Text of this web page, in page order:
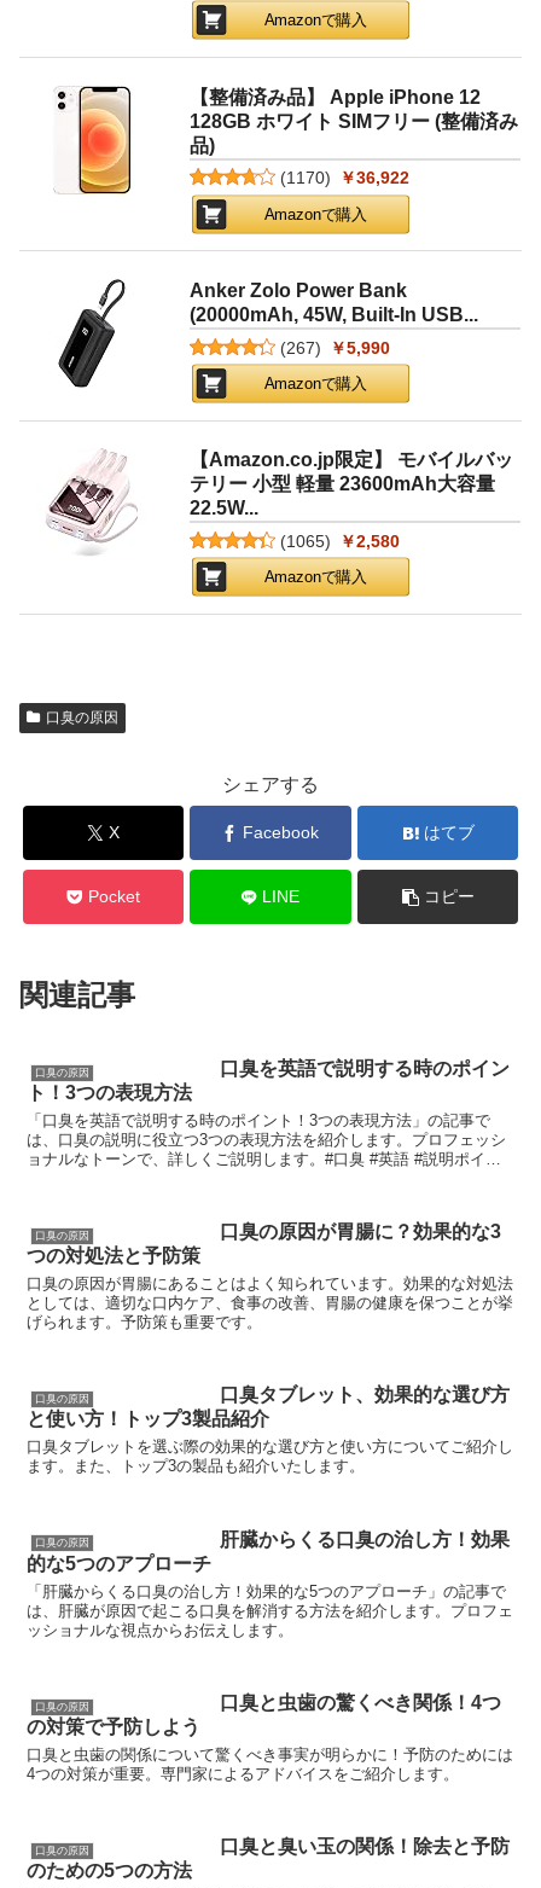
Amazonで購入
【整備済み品】 Apple iPhone 12
128GB ホワイト SIMフリー (整備済み
品)
(1170) ￥36,922
Amazonで購入
Anker Zolo Power Bank
(20000mAh, 45W, Built-In USB...
(267) ￥5,990
Amazonで購入
【Amazon.co.jp限定】 モバイルバッ
テリー 小型 軽量 23600mAh大容量
22.5W...
(1065) ￥2,580
Amazonで購入
口臭の原因
シェアする
X Facebook はてブ
Pocket LINE コピー
関連記事
口臭の原因
口臭を英語で説明する時のポイン
ト！3つの表現方法
「口臭を英語で説明する時のポイント！3つの表現方法」の記事で
は、口臭の説明に役立つ3つの表現方法を紹介します。プロフェッシ
ョナルなトーンで、詳しくご説明します。#口臭 #英語 #説明ポイン
口臭の原因
口臭の原因が胃腸に？効果的な3
つの対処法と予防策
口臭の原因が胃腸にあることはよく知られています。効果的な対処法
としては、適切な口内ケア、食事の改善、胃腸の健康を保つことが挙
げられます。予防策も重要です。
口臭の原因
口臭タブレット、効果的な選び方
と使い方！トップ3製品紹介
口臭タブレットを選ぶ際の効果的な選び方と使い方についてご紹介し
ます。また、トップ3の製品も紹介いたします。
口臭の原因
肝臓からくる口臭の治し方！効果
的な5つのアプローチ
「肝臓からくる口臭の治し方！効果的な5つのアプローチ」の記事で
は、肝臓が原因で起こる口臭を解消する方法を紹介します。プロフェ
ッショナルな視点からお伝えします。
口臭の原因
口臭と虫歯の驚くべき関係！4つ
の対策で予防しよう
口臭と虫歯の関係について驚くべき事実が明らかに！予防のためには
4つの対策が重要。専門家によるアドバイスをご紹介します。
口臭の原因
口臭と臭い玉の関係！除去と予防
のための5つの方法